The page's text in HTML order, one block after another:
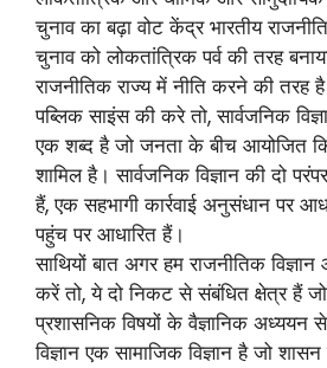
चुनाव का बढ़ा वोट केंद्र भारतीय
चुनाव को लोकतांत्रिक पर्व की तरह
राजनीतिक राज्य में नीति करने की तरह
पब्लिक साइंस की करे तो, सार्वजनिक
एक शब्द है जो जनता के बीच आयोजित
शामिल है। सार्वजनिक विज्ञान की दो
हैं, एक सहभागी कार्रवाई अनुसंधान पर
पहुंच पर आधारित हैं।
साथियों बात अगर हम राजनीतिक
करें तो, ये दो निकट से संबंधित क्षेत्र हैं
प्रशासनिक विषयों के वैज्ञानिक अध्ययन
विज्ञान एक सामाजिक विज्ञान है जो